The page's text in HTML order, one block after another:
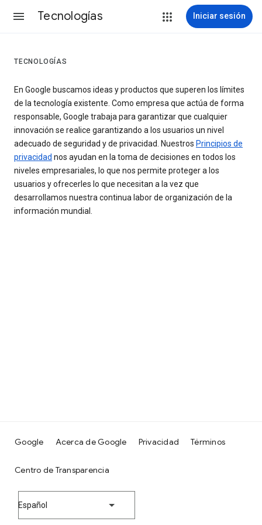
Tecnologías Iniciar sesión
TECNOLOGÍAS
En Google buscamos ideas y productos que superen los límites
de la tecnología existente. Como empresa que actúa de forma
responsable, Google trabaja para garantizar que cualquier
innovación se realice garantizando a los usuarios un nivel
adecuado de seguridad y de privacidad. Nuestros Principios de
privacidad nos ayudan en la toma de decisiones en todos los
niveles empresariales, lo que nos permite proteger a los
usuarios y ofrecerles lo que necesitan a la vez que
desarrollamos nuestra continua labor de organización de la
información mundial.
Google Acerca de Google Privacidad Términos
Centro de Transparencia
Español